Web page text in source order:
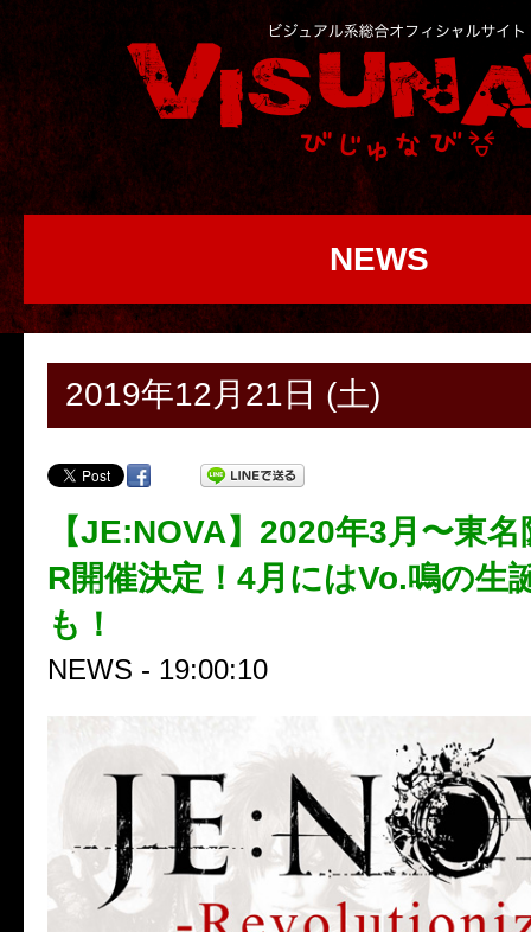
NEWS
2019年12月21日 (土)
【JE:NOVA】2020年3月〜東
R開催決定！4月にはVo.鳴の生
も！
NEWS - 19:00:10